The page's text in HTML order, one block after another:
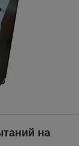
на